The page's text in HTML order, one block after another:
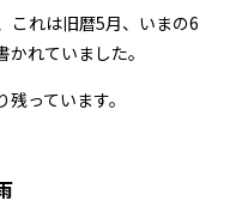
これは旧暦5月、いまの6
れていました。
っています。